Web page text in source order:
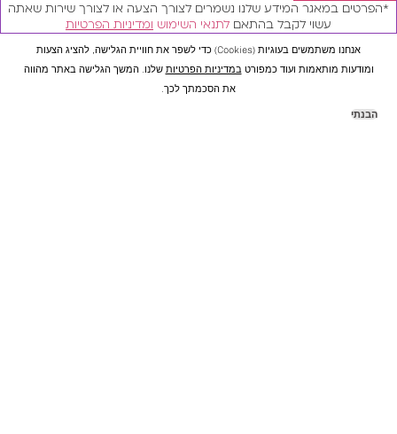
במאגר המידע שלנו נשמרים לצורך הצעה או לצורך שירות שאתה
עשוי לקבל בהתאםלתנאי השימושומדיניות הפרטיות
אנחנו משתמשים בעוגיות (cookies) כדי לשפר את חוויית הגלישה, להציג הצעות
מותאמות ועוד כמפורטבמדיניות הפרטיותשלנו. המשך הגלישה באתר מהווה
את הסכמתך לכך.